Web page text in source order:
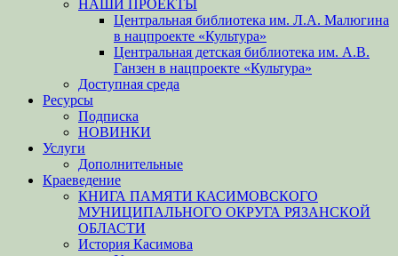
НАШИ ПРОЕКТЫ
Центральная библиотека им. Л.А. Малюгина
в нацпроекте «Культура»
Центральная детская библиотека им. А.В.
Ганзен в нацпроекте «Культура»
Доступная среда
Ресурсы
Подписка
НОВИНКИ
Услуги
Дополнительные
Краеведение
КНИГА ПАМЯТИ КАСИМОВСКОГО
МУНИЦИПАЛЬНОГО ОКРУГА РЯЗАНСКОЙ
ОБЛАСТИ
История Касимова